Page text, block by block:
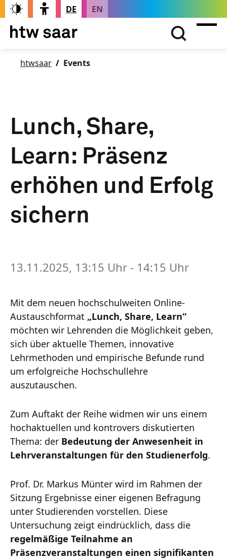
DE EN
htwsaar Events
Lunch, Share,
Learn: Präsenz
erhöhen und Erfolg
sichern
13.11.2025, 13:15 Uhr - 14:15 Uhr
Mit dem neuen hochschulweiten Online-
Austauschformat „Lunch, Share, Learn“
möchten wir Lehrenden die Möglichkeit geben,
sich über aktuelle Themen, innovative
Lehrmethoden und empirische Befunde rund
um erfolgreiche Hochschullehre
auszutauschen.
Zum Auftakt der Reihe widmen wir uns einem
hochaktuellen und kontrovers diskutierten
Thema: der Bedeutung der Anwesenheit in
Lehrveranstaltungen für den Studienerfolg.
Prof. Dr. Markus Münter wird im Rahmen der
Sitzung Ergebnisse einer eigenen Befragung
unter Studierenden vorstellen. Diese
Untersuchung zeigt eindrücklich, dass die
regelmäßige Teilnahme an
Präsenzveranstaltungen einen signifikanten